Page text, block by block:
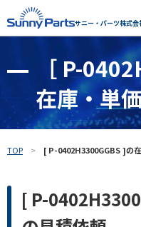
サニー・パーツ株式会
半導体
フリーワードで探す
［ P-
在庫・単
TOP [ P-0402H3300GGBS ]の
[ P-